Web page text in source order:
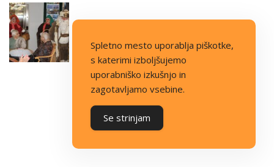
Spletno mesto uporablja piškotke,
s katerimi izboljšujemo
uporabniško izkušnjo in
zagotavljamo vsebine.
Se strinjam